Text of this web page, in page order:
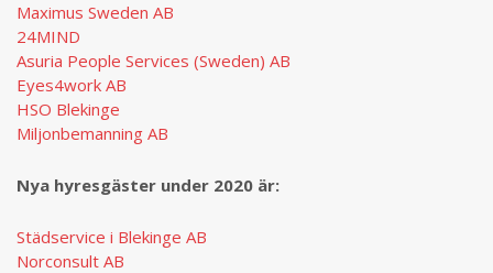
Maximus Sweden AB
24MIND
Asuria People Services (Sweden) AB
Eyes4work AB
HSO Blekinge
Miljonbemanning AB
Nya hyresgäster under 2020 är:
Städservice i Blekinge AB
Norconsult AB